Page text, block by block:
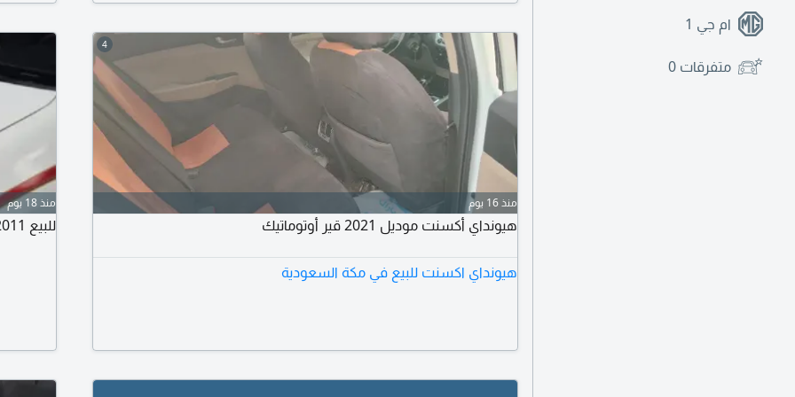
ام جي 1
متفرقات 0
4
منذ 16 يوم
هيونداي أكسنت موديل 2021 قير أوتوماتيك
هيونداي اكسنت للبيع في مكة السعودية
منذ 18 يوم
للبيع 2011، الممشى 133000 كم، شد بلد، المطلوب 40 ألف ريال.